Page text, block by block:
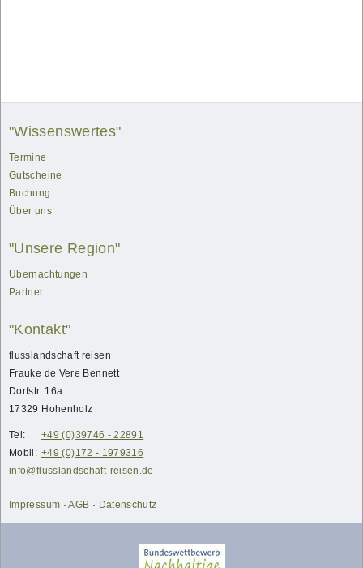
"Wissenswertes"
Termine
Gutscheine
Buchung
Über uns
"Unsere Region"
Übernachtungen
Partner
"Kontakt"
flusslandschaft reisen
Frauke de Vere Bennett
Dorfstr. 16a
17329 Hohenholz
Tel:
+49 (0)39746 - 22891
Mobil: +49 (0)172 - 1979316
info@flusslandschaft-reisen.de
Impressum ·AGB · Datenschutz